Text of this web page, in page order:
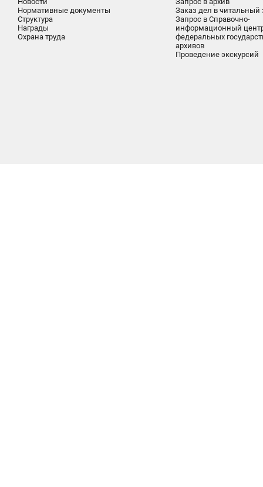
Нормативные документы
Структура
Награды
Охрана труда
Заказ дел в читальный
Запрос в Справочно-
информационный
федеральных
архивов
Проведение экскурсий